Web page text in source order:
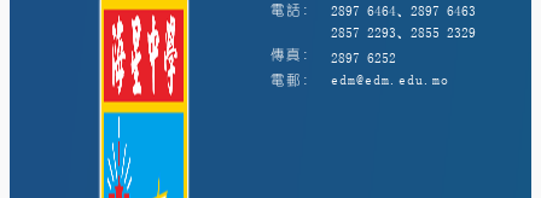
電話:
2897 6464、2897 6463
2857 2293、2855 2329
傳真:
2897 6252
電郵:
edm@edm.edu.mo